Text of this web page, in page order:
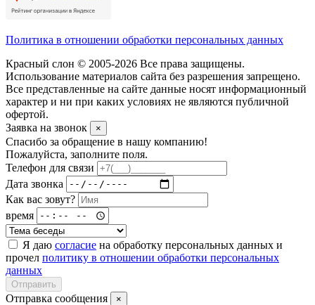
Политика в отношении обработки персональных данных
Красный слон © 2005-2026 Все права защищены.
Использование материалов сайта без разрешения запрещено.
Все представленные на сайте данные носят информационный
характер и ни при каких условиях не являются публичной
офертой.
Заявка на звонок
×
Спасибо за обращение в нашу компанию!
Пожалуйста, заполните поля.
Телефон для связи
Дата звонка
Как вас зовут?
время
Я даю согласие на обработку персональных данных и
прочел политику в отношении обработки персональных
данных
Отправить
Отправка сообщения ×